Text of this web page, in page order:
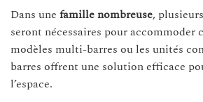
Dans une famille nombreuse,
seront nécessaires pour accommoder
modèles multi-barres ou les unités
barres offrent une solution efficace
l’espace.